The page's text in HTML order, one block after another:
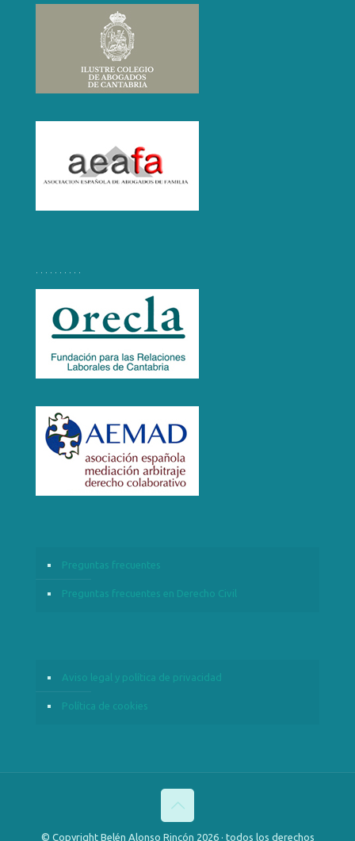
Preguntas frecuentes
Preguntas frecuentes en Derecho Civil
Aviso legal y política de privacidad
Política de cookies
© Copyright Belén Alonso Rincón 2026 · todos los derechos